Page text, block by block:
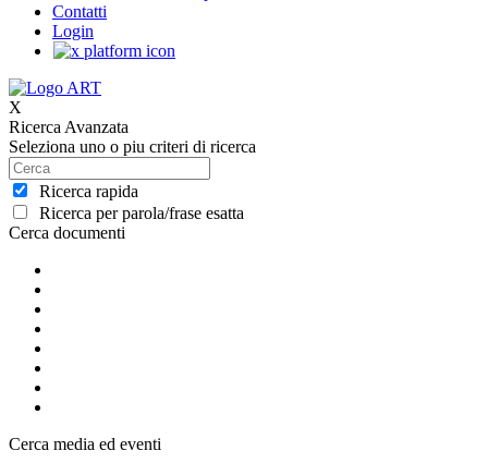
Contatti
Login
X
Ricerca Avanzata
Seleziona uno o piu criteri di ricerca
Ricerca rapida
Ricerca per parola/frase esatta
Cerca documenti
Cerca media ed eventi